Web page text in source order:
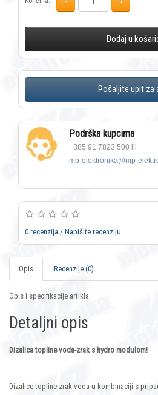
Dodaj u
Podrška kupcima
+385 91 7823 500 ili
mp-elektronika@mp-
0 recenzija / Napišite recenziju
Opis Recenzije (0)
Opis i specifikacije artikla
Detaljni opis
Dizalica topline voda-zrak s hydro modulom!
Dizalice topline zrak-voda u kombinaciji s